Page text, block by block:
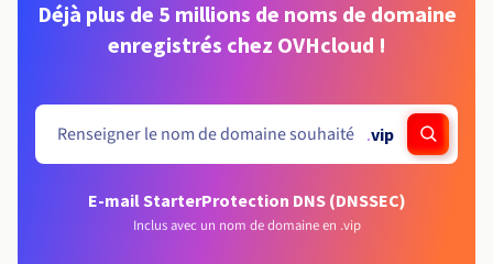
Déjà plus de 5 millions de noms de domaine
enregistrés chez OVHcloud !
.vip
E-mail StarterProtection DNS (DNSSEC)
Inclus avec un nom de domaine en .vip